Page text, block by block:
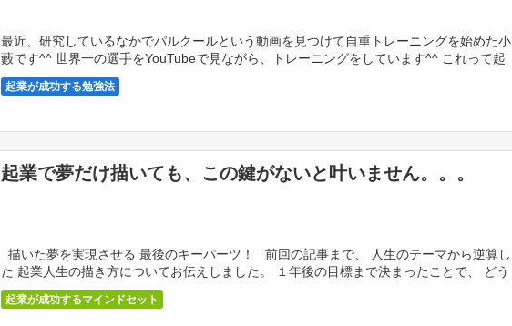
最近、研究しているなかでパルクールという動画を見つけて自重トレーニングを始めた小
藪です^^ 世界一の選手をYouTubeで見ながら、トレーニングをしています^^ これって起
業にも共通する話。 —— […]
起業が成功する勉強法
起業で夢だけ描いても、この鍵がないと叶いません。。。
描いた夢を実現させる 最後のキーパーツ！ 前回の記事まで、 人生のテーマから逆算し
た 起業人生の描き方についてお伝えしました。 １年後の目標まで決まったことで、 どう
動いたらいいか具体策が 決 […]
起業が成功するマインドセット